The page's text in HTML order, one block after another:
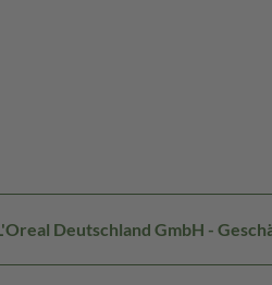
Deutschland GmbH -